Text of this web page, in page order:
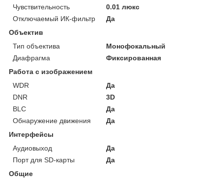
Чувствительность
0.01 люкс
Отключаемый ИК-фильтр
Да
Объектив
Тип объектива
Монофокальный
Диафрагма
Фиксированная
Работа с изображением
WDR
Да
DNR
3D
BLC
Да
Обнаружение движения
Да
Интерфейсы
Аудиовыход
Да
Порт для SD-карты
Да
Общие